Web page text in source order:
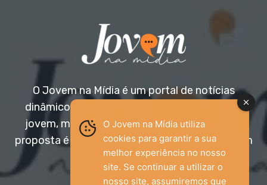
O Jovem na Mídia é um portal de notícias
dinâmico e acessível, voltado para o público
jovem, mas aberto a todas as idades. Nossa
proposta é trazer informação relevante com um
olhar diferenciado.
Entre em contato:
O Jovem na Mídia utiliza
cookies para garantir a sua
melhor experiência no nosso
site. Se continuar a utilizar o
nosso site, assumiremos que